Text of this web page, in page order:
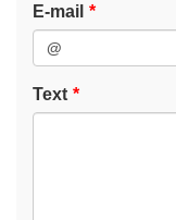
E-mail
Text